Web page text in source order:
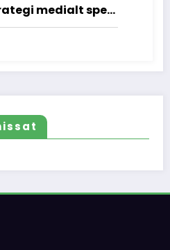
medialt spel